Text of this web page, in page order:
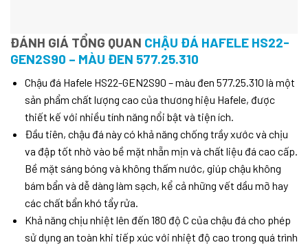
ĐÁNH GIÁ TỔNG QUAN CHẬU ĐÁ HAFELE HS22-
GEN2S90 – MÀU ĐEN 577.25.310
Chậu đá Hafele HS22-GEN2S90 – màu đen 577.25.310 là một
sản phẩm chất lượng cao của thương hiệu Hafele, được
thiết kế với nhiều tính năng nổi bật và tiện ích.
Đầu tiên, chậu đá này có khả năng chống trầy xước và chịu
va đập tốt nhờ vào bề mặt nhẵn mịn và chất liệu đá cao cấp.
Bề mặt sáng bóng và không thấm nước, giúp chậu không
bám bẩn và dễ dàng làm sạch, kể cả những vết dầu mỡ hay
các chất bẩn khó tẩy rửa.
Khả năng chịu nhiệt lên đến 180 độ C của chậu đá cho phép
sử dụng an toàn khi tiếp xúc với nhiệt độ cao trong quá trình